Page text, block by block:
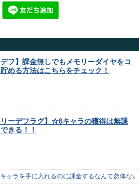
デフ】課金無しでもメモリーダイヤをコ
める方法はこちらをチェック！
リーデフラグ】☆6キャラの獲得は無課
きる！！
ャラを手に入れるのに課金するなんて勿体な